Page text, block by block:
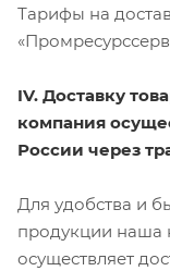
Тарифы на
IV. Доставку
компания
России через
Для удобства и
продукции наша
осуществляет